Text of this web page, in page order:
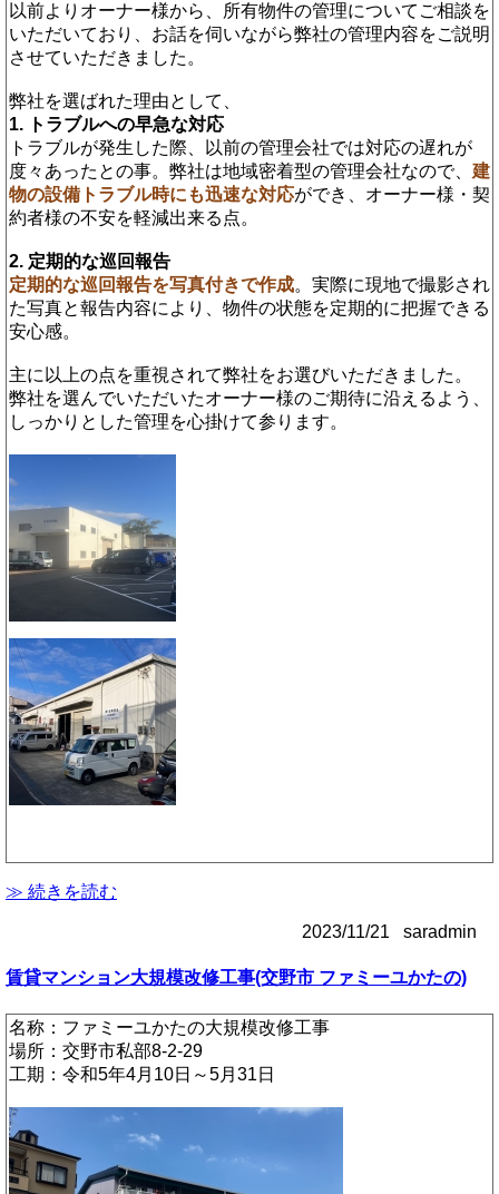
以前よりオーナー様から、所有物件の管理についてご相談を
いただいており、お話を伺いながら弊社の管理内容をご説明
させていただきました。
弊社を選ばれた理由として、
1. トラブルへの早急な対応
トラブルが発生した際、以前の管理会社では対応の遅れが
度々あったとの事。弊社は地域密着型の管理会社なので、 建
物の設備トラブル時にも迅速な対応ができ、オーナー様・契
約者様の不安を軽減出来る点。
2. 定期的な巡回報告
定期的な巡回報告を写真付きで作成。実際に現地で撮影され
た写真と報告内容により、物件の状態を定期的に把握できる
安心感。
主に以上の点を重視されて弊社をお選びいただきました。
弊社を選んでいただいたオーナー様のご期待に沿えるよう、
しっかりとした管理を心掛けて参ります。
≫ 続きを読む
2023/11/21 saradmin
賃貸マンション大規模改修工事(交野市 ファミーユかたの)
名称：ファミーユかたの大規模改修工事
場所：交野市私部8-2-29
工期：令和5年4月10日～5月31日